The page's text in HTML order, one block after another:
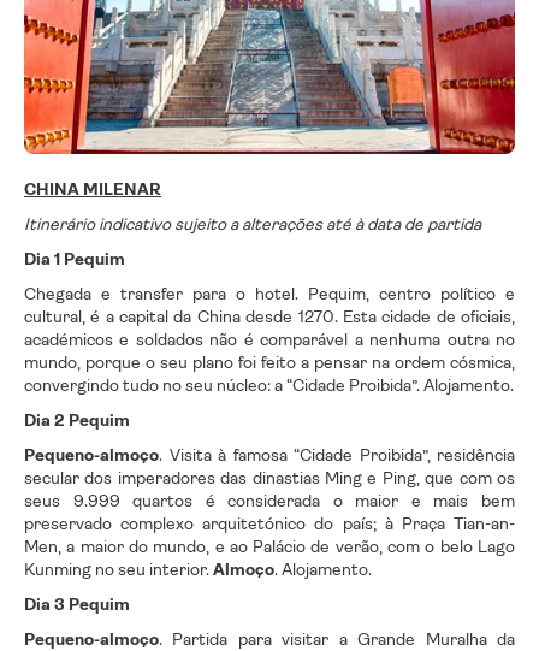
CHINA MILENAR
Itinerário indicativo sujeito a alterações até à data de partida
Dia 1 Pequim
Chegada e transfer para o hotel. Pequim, centro político e
cultural, é a capital da China desde 1270. Esta cidade de oficiais,
académicos e soldados não é comparável a nenhuma outra no
mundo, porque o seu plano foi feito a pensar na ordem cósmica,
convergindo tudo no seu núcleo: a “Cidade Proibida”. Alojamento.
Dia 2 Pequim
Pequeno-almoço. Visita à famosa “Cidade Proibida”, residência
secular dos imperadores das dinastias Ming e Ping, que com os
seus 9.999 quartos é considerada o maior e mais bem
preservado complexo arquitetónico do país; à Praça Tian-an-
Men, a maior do mundo, e ao Palácio de verão, com o belo Lago
Kunming no seu interior.Almoço. Alojamento.
Dia 3 Pequim
Pequeno-almoço. Partida para visitar a Grande Muralha da